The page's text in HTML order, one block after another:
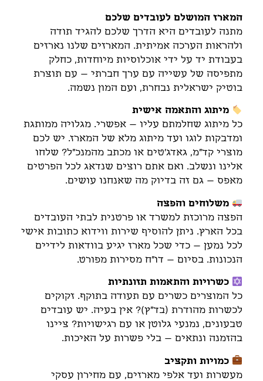
המארז המושלם לעובדים שלכם
מתנה לעובדים היא הדרך שלכם להגיד תודה
ולהראות הערכה אמיתית. המארזים שלנו נארזים
בעבודת יד על ידי אוכלוסיות מיוחדות, כחלק
מתפיסה של עשייה עם ערך חברתי – עם תוצרת
בוטיק ישראלית נבחרת, ועם המון נשמה.
מיתוג והתאמה אישית
כל מיתוג שחלמתם עליו – אפשרי. מגלויה ממותגת
ומדבקות לוגו ועד מיתוג מלא של המארז. יש לכם
מוצרי קד"מ, גאדג'טים או מכתב מהמנכ"ל? שלחו
אלינו ונשלב. ואם אתם רוצים שנדאג לכל הפרטים
מאפס – גם זה בדיוק מה שאנחנו עושים.
משלוחים והפצה
הפצה מרוכזת למשרד או פרטנית לבתי העובדים
בכל הארץ. ניתן להוסיף שירות ווידוא כתובות אישי
לכל נמען – כדי שכל מארז יגיע בוודאות לידיים
הנכונות. בסיום – דו"ח מסירות מפורט.
כשרויות והתאמות תזונתיות
כל המוצרים כשרים עם תעודה בתוקף. זקוקים
לכשרות מהודרת (בד"ץ)? אין בעיה. יש עובדים
טבעונים, נמנעי גלוטן או עם רגישויות? ציינו
בהזמנה ונתאים – בלי פשרות על האיכות.
כמויות ותקציב
מעשרות ועד אלפי מארזים, עם מחירון עסקי